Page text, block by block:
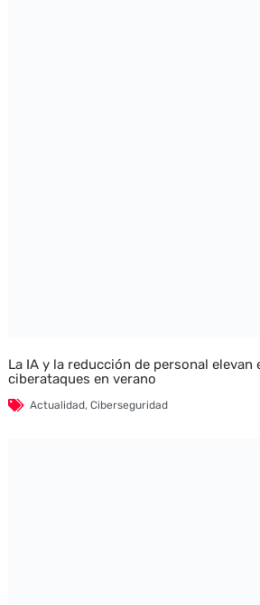
La IA y la reducción de personal elevan
ciberataques en verano
Actualidad, Ciberseguridad